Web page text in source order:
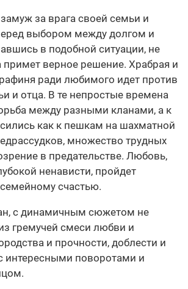
за врага своей семьи и
выбором между долгом и
в подобной ситуации, не
верное решение. Храбрая и
ради любимого идет против
и отца. В те непростые времена
между разными кланами, а к
как к пешкам на шахматной
множество трудных
в предательстве. Любовь,
ненависти, пройдет
счастью.
с динамичным сюжетом не
гремучей смеси любви и
и прочности, доблести и
интересными поворотами и